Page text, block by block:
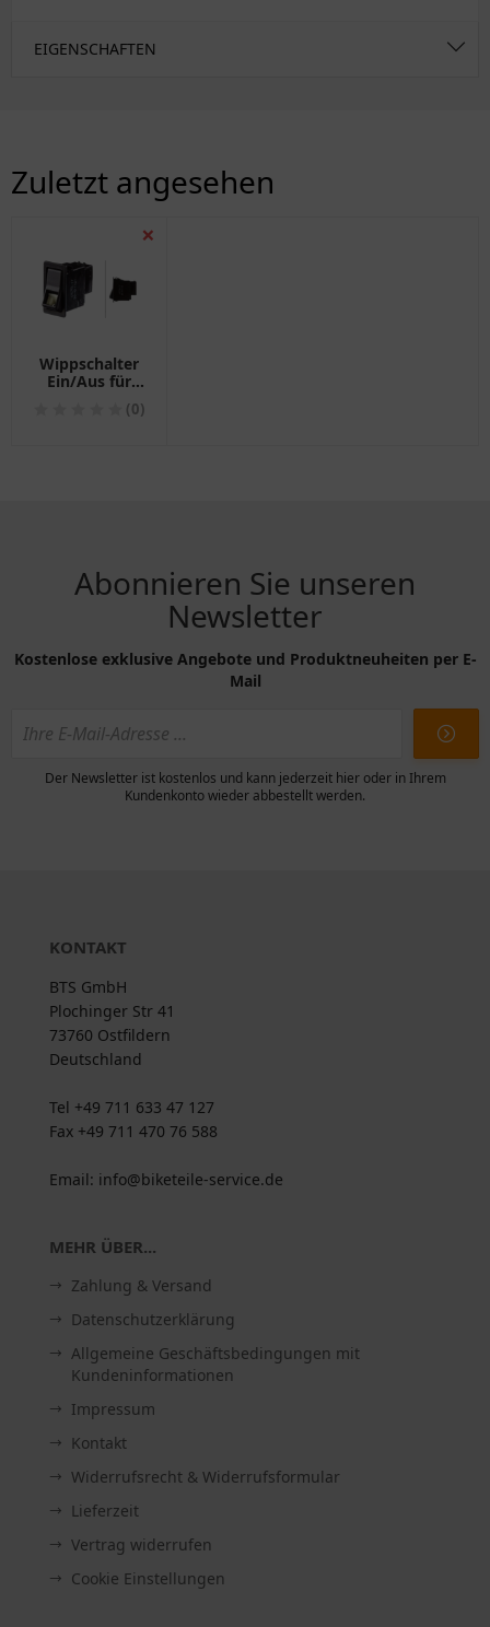
EIGENSCHAFTEN
Zuletzt angesehen
❌
Wippschalter
Ein/Aus für
Motorräder(0)
Abonnieren Sie unseren
Newsletter
Kostenlose exklusive Angebote und Produktneuheiten per E-
Mail
Der Newsletter ist kostenlos und kann jederzeit hier oder in Ihrem
Kundenkonto wieder abbestellt werden.
KONTAKT
BTS GmbH
Plochinger Str 41
73760 Ostfildern
Deutschland
Tel +49 711 633 47 127
Fax +49 711 470 76 588
Email: info@biketeile-service.de
MEHR ÜBER...
Zahlung & Versand
Datenschutzerklärung
Allgemeine Geschäftsbedingungen mit
Kundeninformationen
Impressum
Kontakt
Widerrufsrecht & Widerrufsformular
Lieferzeit
Vertrag widerrufen
Cookie Einstellungen